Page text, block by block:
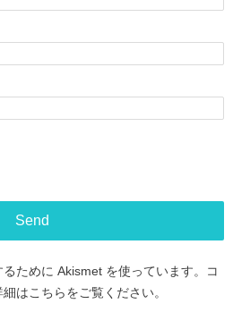
ために Akismet を使っています。
コ
はこちらをご覧ください。